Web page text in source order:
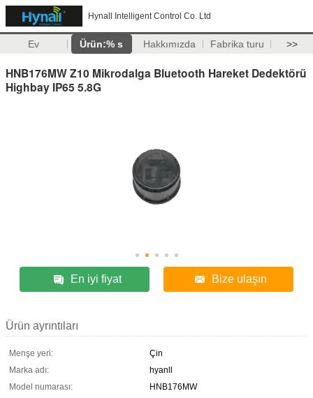
Hynall Intelligent Control Co. Ltd
Ev Ürün:% s Hakkımızda Fabrika turu >>
HNB176MW Z10 Mikrodalga Bluetooth Hareket Dedektörü
Highbay IP65 5.8G
En iyi fiyat Bize ulaşın
Ürün ayrıntıları
Menşe yeri:
Çin
Marka adı:
hyanll
Model numarası:
HNB176MW